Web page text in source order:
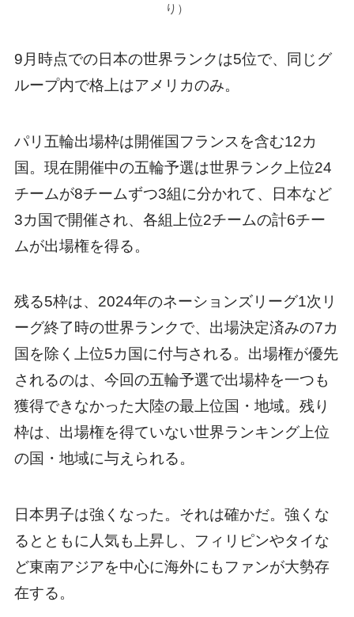
り）
9月時点での日本の世界ランクは5位で、同じグ
ループ内で格上はアメリカのみ。
パリ五輪出場枠は開催国フランスを含む12カ
国。現在開催中の五輪予選は世界ランク上位24
チームが8チームずつ3組に分かれて、日本など
3カ国で開催され、各組上位2チームの計6チー
ムが出場権を得る。
残る5枠は、2024年のネーションズリーグ1次リ
ーグ終了時の世界ランクで、出場決定済みの7カ
国を除く上位5カ国に付与される。出場権が優先
されるのは、今回の五輪予選で出場枠を一つも
獲得できなかった大陸の最上位国・地域。残り
枠は、出場権を得ていない世界ランキング上位
の国・地域に与えられる。
日本男子は強くなった。それは確かだ。強くな
るとともに人気も上昇し、フィリピンやタイな
ど東南アジアを中心に海外にもファンが大勢存
在する。